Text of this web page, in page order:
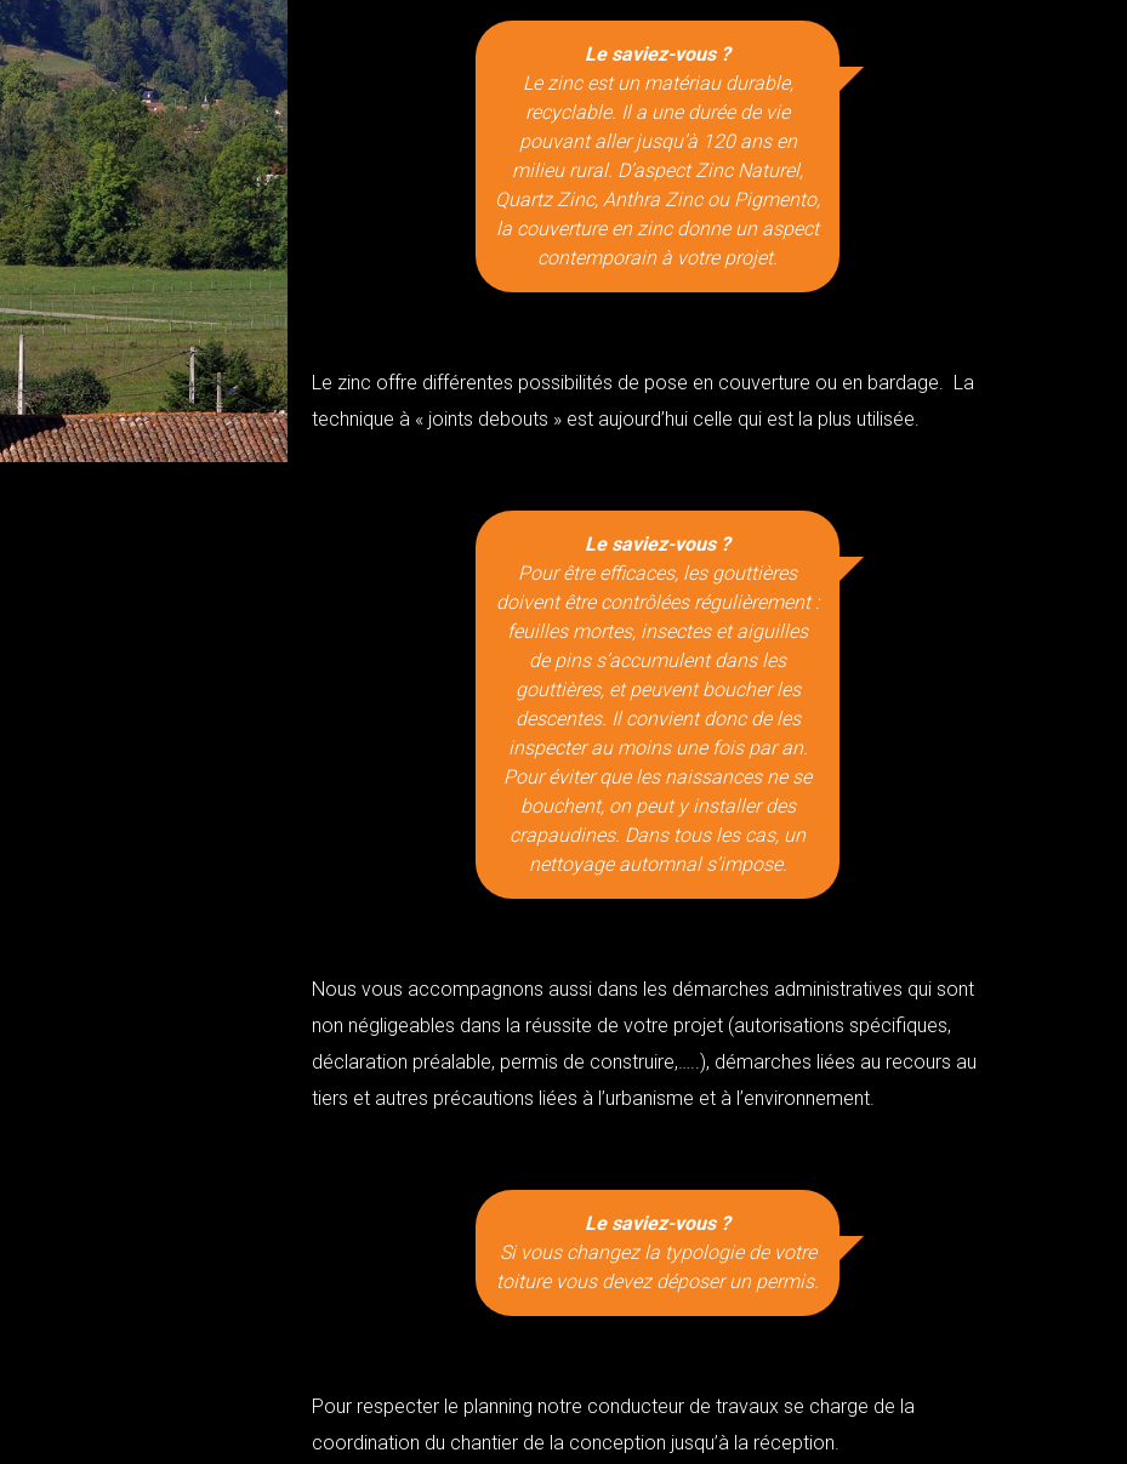
Le saviez-vous ?
Le zinc est un matériau durable,
recyclable. Il a une durée de vie
pouvant aller jusqu’à 120 ans en
milieu rural. D’aspect Zinc Naturel,
Quartz Zinc, Anthra Zinc ou Pigmento,
la couverture en zinc donne un aspect
contemporain à votre projet.
Le zinc offre différentes possibilités de pose en couverture ou en bardage. La
technique à « joints debouts » est aujourd’hui celle qui est la plus utilisée.
Le saviez-vous ?
Pour être efficaces, les gouttières
doivent être contrôlées régulièrement :
feuilles mortes, insectes et aiguilles
de pins s’accumulent dans les
gouttières, et peuvent boucher les
descentes. Il convient donc de les
inspecter au moins une fois par an.
Pour éviter que les naissances ne se
bouchent, on peut y installer des
crapaudines. Dans tous les cas, un
nettoyage automnal s’impose.
Nous vous accompagnons aussi dans les démarches administratives qui sont
non négligeables dans la réussite de votre projet (autorisations spécifiques,
déclaration préalable, permis de construire,…..), démarches liées au recours au
tiers et autres précautions liées à l’urbanisme et à l’environnement.
Le saviez-vous ?
Si vous changez la typologie de votre
toiture vous devez déposer un permis.
Pour respecter le planning notre conducteur de travaux se charge de la
coordination du chantier de la conception jusqu’à la réception.